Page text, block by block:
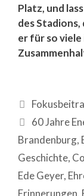
Platz, und
des Stadions,
er für so
60 Jahre
Brandenburg,
Geschichte,
Ede Geyer,
Erinnerungen,